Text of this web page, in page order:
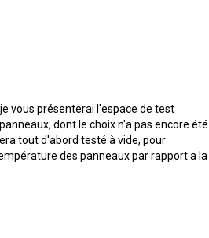
vous présenterai l'espace de test
dont le choix n'a pas encore été
tout d'abord testé à vide, pour
des panneaux par rapport a la